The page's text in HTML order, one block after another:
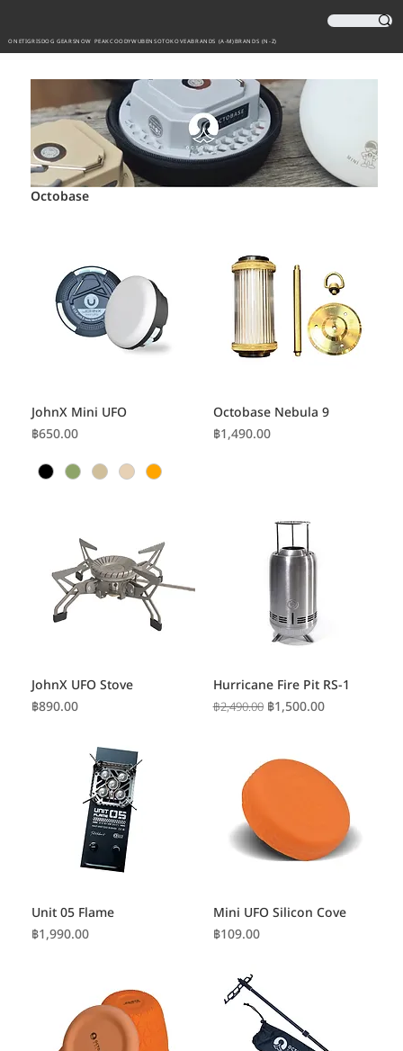
ONETIGRISDOG GEARSNOW PEAKCOODYWUBENSOTOKOVEABRANDS (A-M)BRANDS (N-Z)
Octobase
JohnX Mini UFO
ราคา
฿650.00
Octobase Nebula 9
ราคา
฿1,490.00
JohnX UFO Stove
ราคา
฿890.00
Hurricane Fire Pit RS-1
ราคาปกติ
฿2,490.00 ราคาขายลด
฿1,500.00
Unit 05 Flame
ราคา
฿1,990.00
Mini UFO Silicon Cove
ราคา
฿109.00